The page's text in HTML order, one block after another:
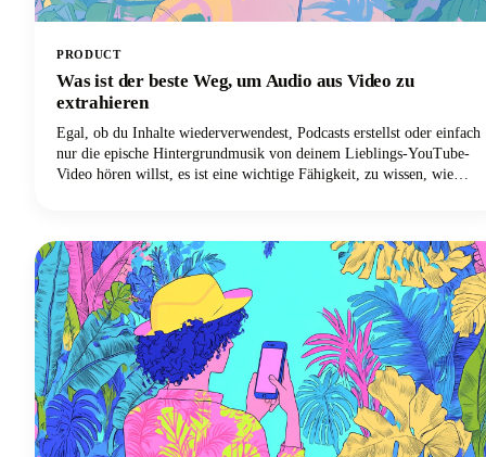
PRODUCT
Was ist der beste Weg, um Audio aus Video zu
extrahieren
Egal, ob du Inhalte wiederverwendest, Podcasts erstellst oder einfach
nur die epische Hintergrundmusik von deinem Lieblings-YouTube-
Video hören willst, es ist eine wichtige Fähigkeit, zu wissen, wie
Audiodatei zu speichern.